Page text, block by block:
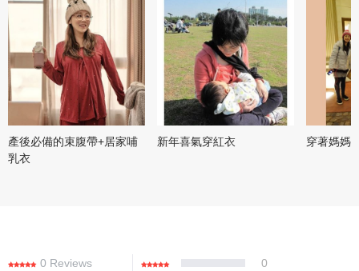
產後必備的束腹帶+居家哺
乳衣
新年喜氣穿紅衣 穿著媽媽
0 Reviews
0